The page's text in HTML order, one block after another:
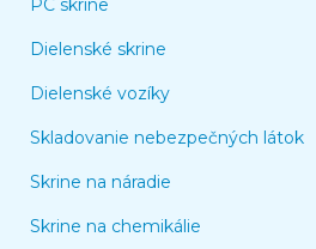
PC skrine
Dielenské skrine
Dielenské vozíky
Skladovanie nebezpečných látok
Skrine na náradie
Skrine na chemikálie